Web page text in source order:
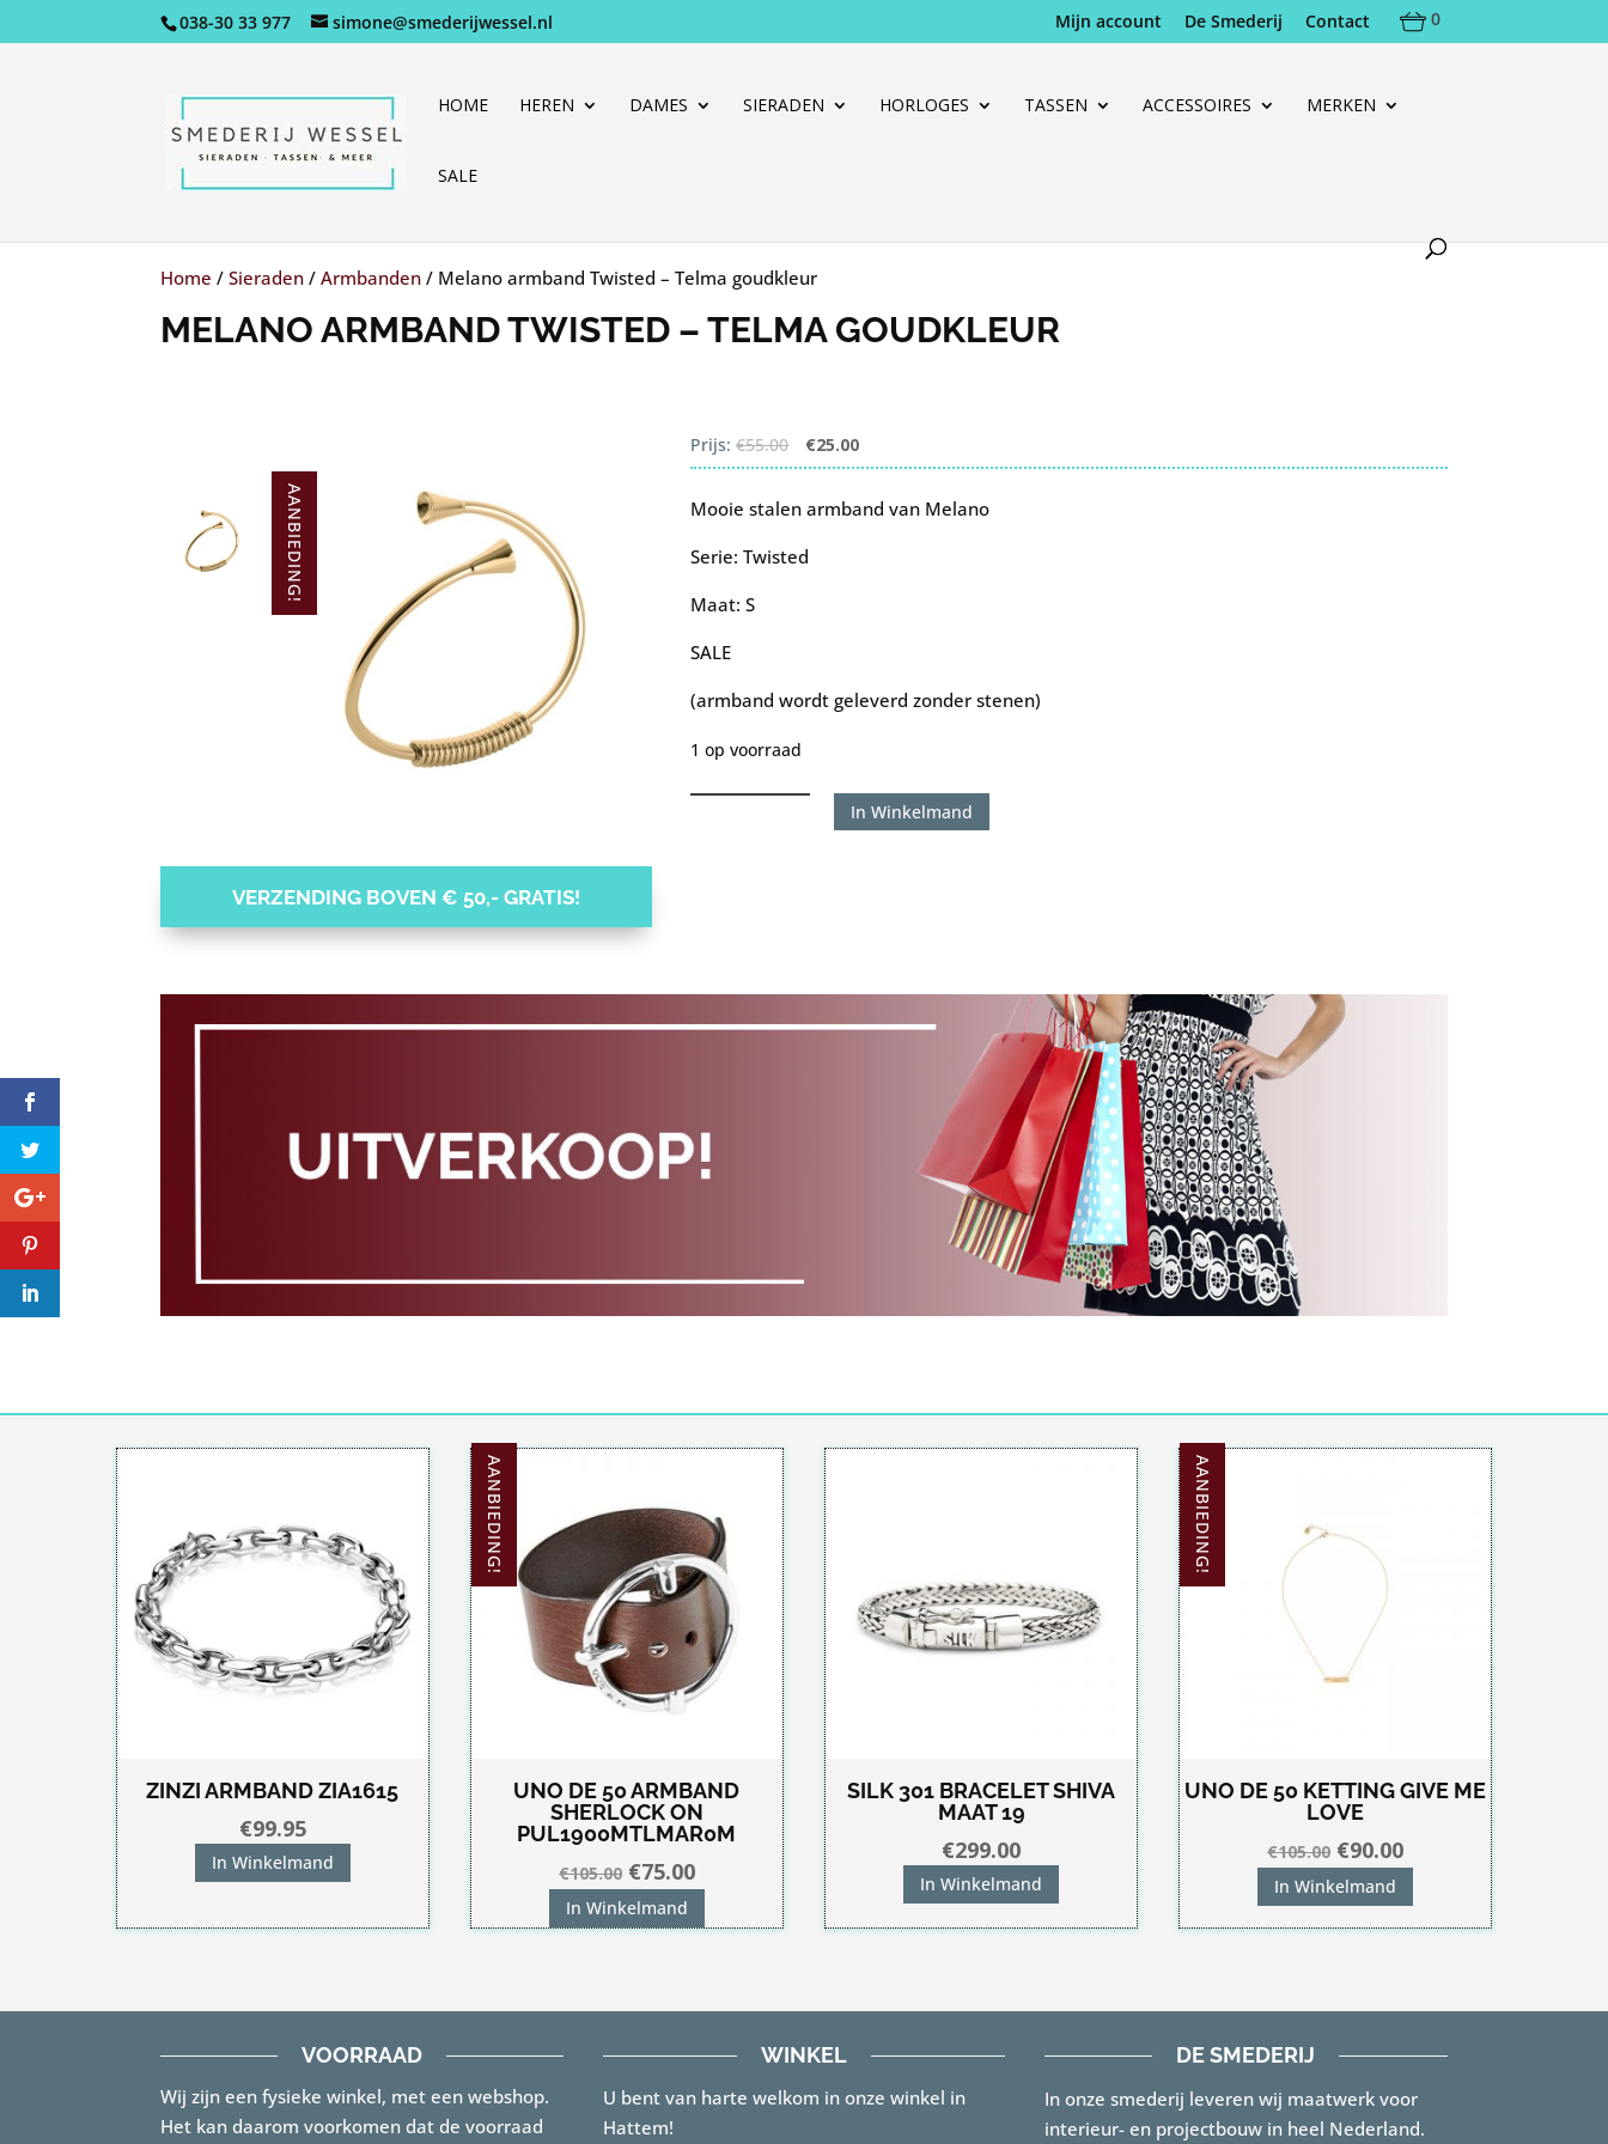
038-30 33 977 simone@smederijwessel.nl Mijn account De Smederij Contact 0
HOME HEREN DAMES SIERADEN HORLOGES TASSEN ACCESSOIRES MERKEN
SALE
Producten
Home /Sieraden /Armbanden / Melano armband Twisted – Telma goudkleur
MELANO ARMBAND TWISTED – TELMA GOUDKLEUR
AANBIEDING!
VERZENDING BOVEN € 50,- GRATIS!
Prijs:€55.00
Oorspronkelijke
prijs
was:
€25.00Huidige
prijs
is:
Mooie stalen armband van Melano
Serie: Twisted
Maat: S
SALE
(armband wordt geleverd zonder stenen)
1 op voorraad
In Winkelmand
ZINZI ARMBAND ZIA1615
€99.95
In Winkelmand
AANBIEDING!
UNO DE 50 ARMBAND
SHERLOCK ON
PUL1900MTLMAR0M
€105.00 Oorspronkelijke
prijs
was:
€75.00Huidige
is:
In Winkelmand
SILK 301 BRACELET SHIVA
MAAT 19
€299.00
In Winkelmand
AANBIEDING!
UNO DE 50 KETTING GIVE ME
LOVE
€105.00 Oorspronkelijke
prijs
was:
€90.00Huidige
is:
In Winkelmand
VOORRAAD
Wij zijn een fysieke winkel, met een webshop.
Het kan daarom voorkomen dat de voorraad
WINKEL
U bent van harte welkom in onze winkel in
Hattem!
DE SMEDERIJ
In onze smederij leveren wij maatwerk voor
interieur- en projectbouw in heel Nederland.